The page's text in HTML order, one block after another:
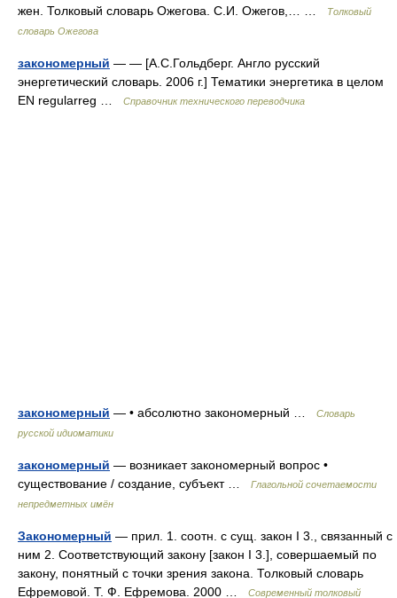
жен. Толковый словарь Ожегова. С.И. Ожегов,… …
Толковый
словарь Ожегова
закономерный — — [А.С.Гольдберг. Англо русский
энергетический словарь. 2006 г.] Тематики энергетика в целом
EN regularreg …
Справочник технического переводчика
закономерный — • абсолютно закономерный …
Словарь
русской идиоматики
закономерный — возникает закономерный вопрос •
существование / создание, субъект …
Глагольной сочетаемости
непредметных имён
Закономерный — прил. 1. соотн. с сущ. закон I 3., связанный с
ним 2. Соответствующий закону [закон I 3.], совершаемый по
закону, понятный с точки зрения закона. Толковый словарь
Ефремовой. Т. Ф. Ефремова. 2000 …
Современный толковый